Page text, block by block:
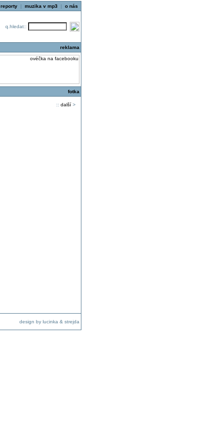
reporty| muzika v mp3 | o nás
q.hledat::
reklama
fotka
:: další>
design by lucinka & strejda